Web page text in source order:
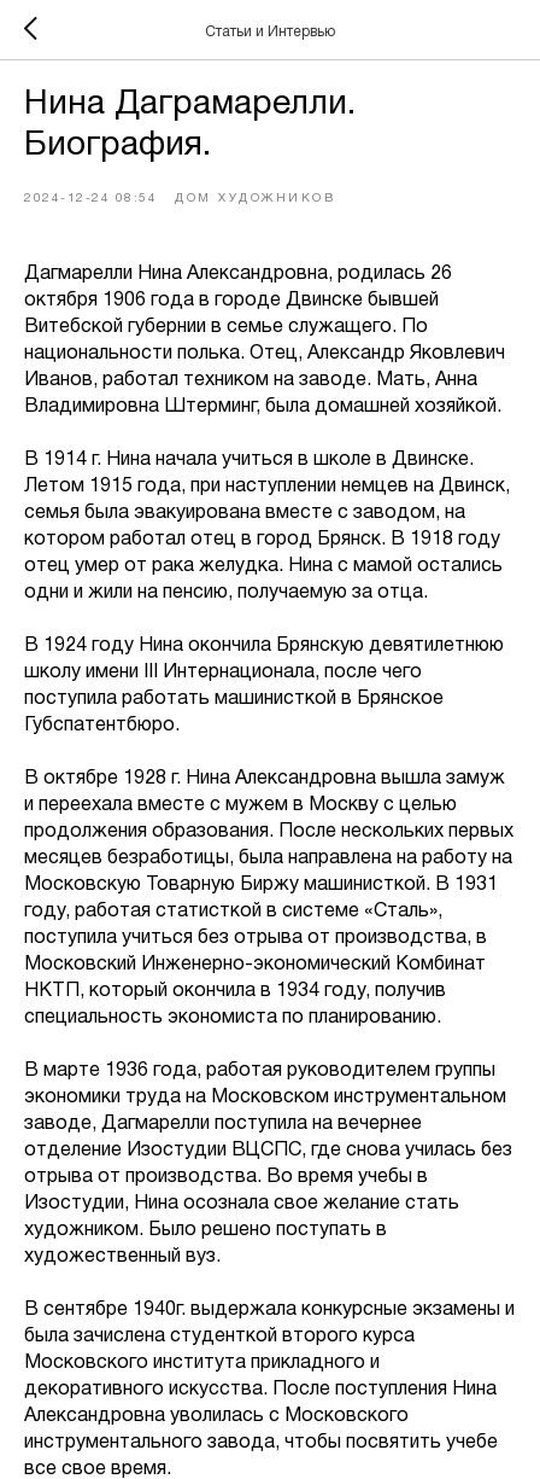
Статьи и Интервью
Нина Даграмарелли.
Биография.
2024-12-24 08:54 ДОМ ХУДОЖНИКОВ
Дагмарелли Нина Александровна, родилась 26
октября 1906 года в городе Двинске бывшей
Витебской губернии в семье служащего. По
национальности полька. Отец, Александр Яковлевич
Иванов, работал техником на заводе. Мать, Анна
Владимировна Штерминг, была домашней хозяйкой.
В 1914 г. Нина начала учиться в школе в Двинске.
Летом 1915 года, при наступлении немцев на Двинск,
семья была эвакуирована вместе с заводом, на
котором работал отец в город Брянск. В 1918 году
отец умер от рака желудка. Нина с мамой остались
одни и жили на пенсию, получаемую за отца.
В 1924 году Нина окончила Брянскую девятилетнюю
школу имени III Интернационала, после чего
поступила работать машинисткой в Брянское
Губспатентбюро.
В октябре 1928 г. Нина Александровна вышла замуж
и переехала вместе с мужем в Москву с целью
продолжения образования. После нескольких первых
месяцев безработицы, была направлена на работу на
Московскую Товарную Биржу машинисткой. В 1931
году, работая статисткой в системе «Сталь»,
поступила учиться без отрыва от производства, в
Московский Инженерно-экономический Комбинат
НКТП, который окончила в 1934 году, получив
специальность экономиста по планированию.
В марте 1936 года, работая руководителем группы
экономики труда на Московском инструментальном
заводе, Дагмарелли поступила на вечернее
отделение Изостудии ВЦСПС, где снова училась без
отрыва от производства. Во время учебы в
Изостудии, Нина осознала свое желание стать
художником. Было решено поступать в
художественный вуз.
В сентябре 1940г. выдержала конкурсные экзамены и
была зачислена студенткой второго курса
Московского института прикладного и
декоративного искусства. После поступления Нина
Александровна уволилась с Московского
инструментального завода, чтобы посвятить учебе
все свое время.